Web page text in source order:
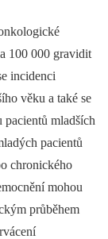
100 000 gravidit
incidenci
věku a také se
mladších
pacientů
chronického
mohou
průběhem